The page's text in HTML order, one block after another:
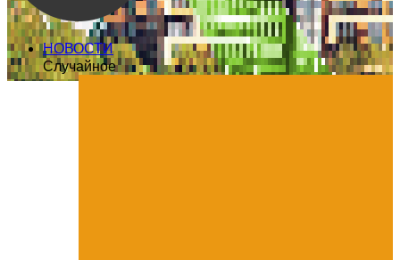
НОВОСТИ
Случайное